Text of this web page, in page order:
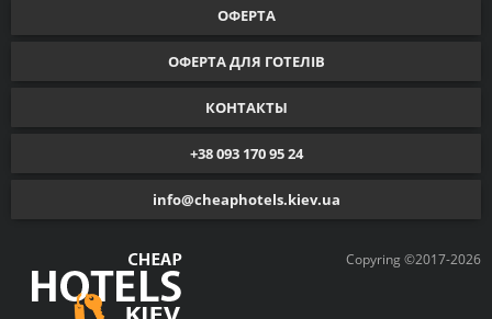
Copyring ©2017-2026
ОФЕРТА
ОФЕРТА ДЛЯ ГОТЕЛІВ
КОНТАКТЫ
+38 093 170 95 24
info@cheaphotels.kiev.ua